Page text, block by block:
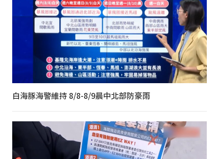
白海豚海警維持 8/8-8/9晨中北部防豪雨